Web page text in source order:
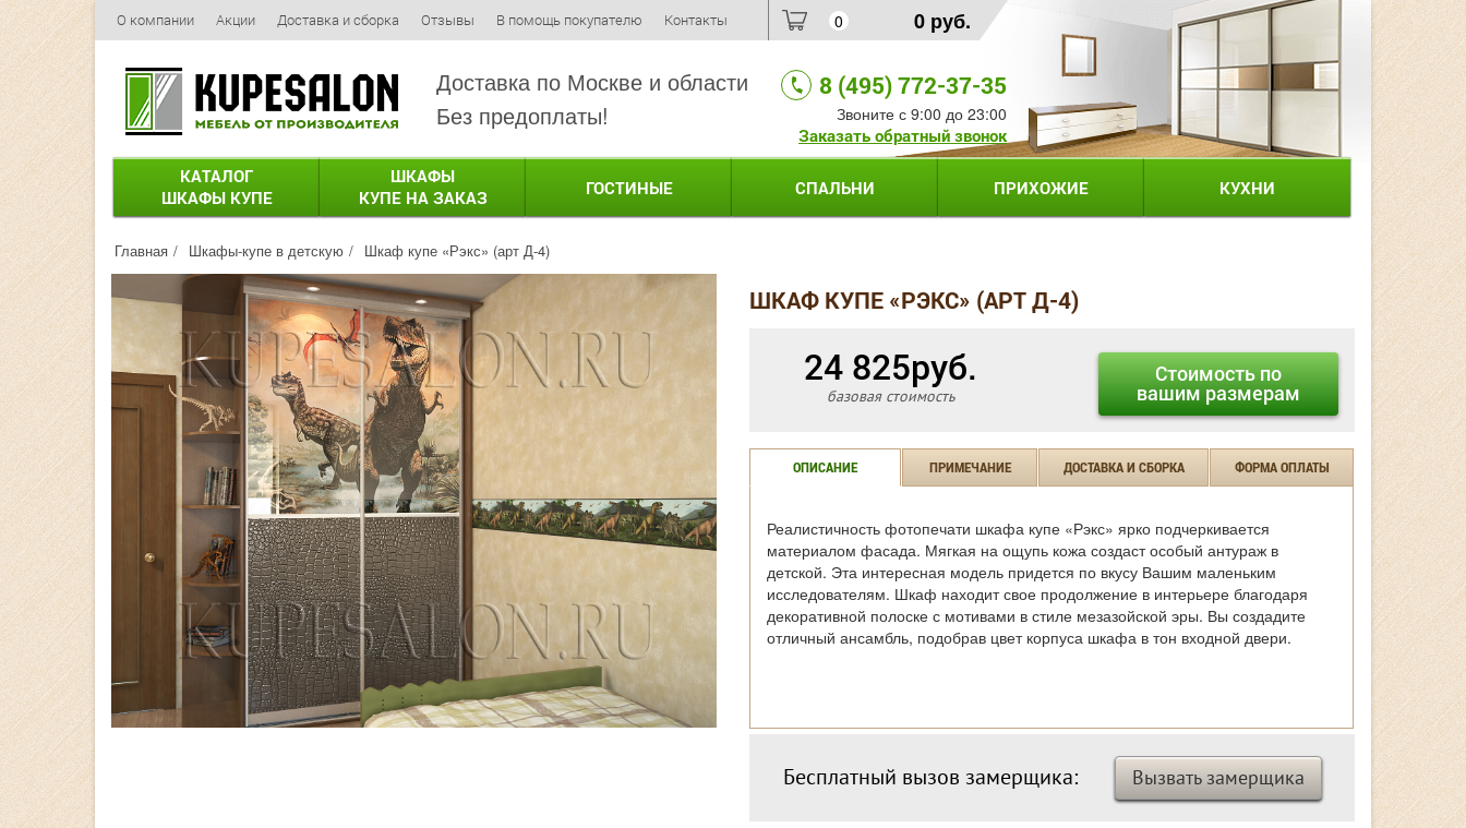
О компании Акции Доставка и сборка Отзывы В помощь покупателю Контакты 0 0 руб.
Доставка по Москве и области
Без предоплаты!
8 (495) 772-37-35
Звоните с 9:00 до 23:00
Заказать обратный звонок
КАТАЛОГ
ШКАФЫ КУПЕ
ШКАФЫ
КУПЕ НА ЗАКАЗ
ГОСТИНЫЕ СПАЛЬНИ ПРИХОЖИЕ КУХНИ
Главная Шкафы-купе в детскую Шкаф купе «Рэкс» (арт Д-4)
ШКАФ КУПЕ «РЭКС» (АРТ Д-4)
24 825руб.
базовая стоимость
Стоимость по
вашим размерам
ОПИСАНИЕ ПРИМЕЧАНИЕ ДОСТАВКА И СБОРКА ФОРМА ОПЛАТЫ
Реалистичность фотопечати шкафа купе «Рэкс» ярко подчеркивается
материалом фасада. Мягкая на ощупь кожа создаст особый антураж в
детской. Эта интересная модель придется по вкусу Вашим маленьким
исследователям. Шкаф находит свое продолжение в интерьере благодаря
декоративной полоске с мотивами в стиле мезазойской эры. Вы создадите
отличный ансамбль, подобрав цвет корпуса шкафа в тон входной двери.
Бесплатный вызов замерщика: Вызвать замерщика